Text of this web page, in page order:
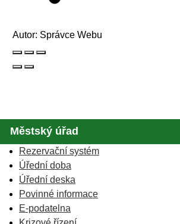
Autor: Správce Webu
Městský úřad
Rezervační systém
Úřední doba
Úřední deska
Povinné informace
E-podatelna